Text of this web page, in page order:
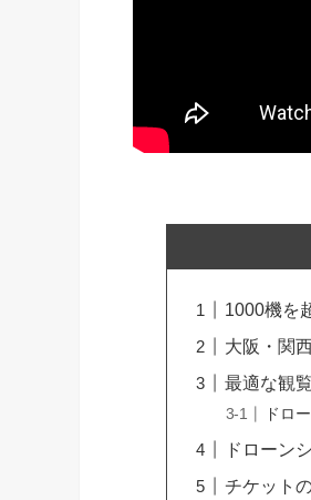
1000機を
大阪・関
最適な観
ドロ
ドローン
チケット